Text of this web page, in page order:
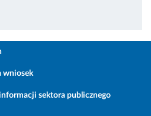
wniosek
sektora publicznego